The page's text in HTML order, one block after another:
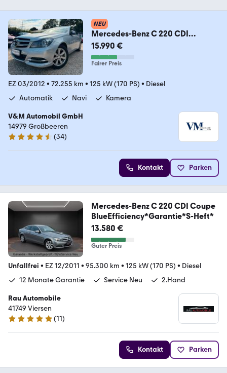
NEU
Mercedes-Benz C 220 CDI
BlueEfficiency
Kam*Navi*SitzHz.*ACC
15.990 €
Fairer Preis
EZ 03/2012 • 72.255 km • 125 kW (170 PS) • Diesel
Automatik
Navi Kamera
V&M Automobil GmbH
14979 Großbeeren
4.4 Sterne
(34)
Kontakt Parken
Mercedes-Benz C 220 CDI Coupe
BlueEfficiency*Garantie*S-Heft*
13.580 €
Guter Preis
Unfallfrei • EZ 12/2011 • 95.300 km • 125 kW (170 PS) • Diesel
12 Monate Garantie
Service Neu 2.Hand
Rau Automobile
41749 Viersen
5 Sterne
(11)
Kontakt Parken